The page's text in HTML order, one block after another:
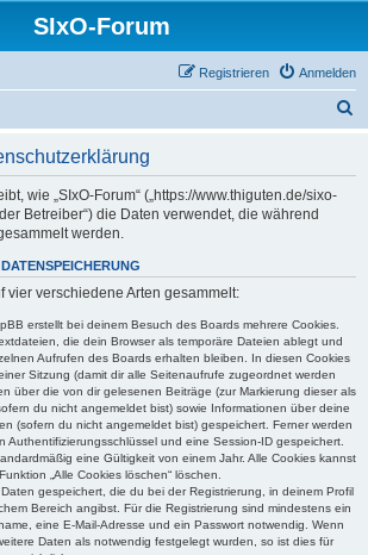
SIxO-Forum
Anmelden
Registrieren
wie „SIxO-Forum“ („https://www.thiguten.de/sixo-
Betreiber“) die Daten verwendet, die während
werden.
vier verschiedene Arten gesammelt:
erstellt bei deinem Besuch des Boards mehrere Cookies.
die dein Browser als temporäre Dateien ablegt und
Aufrufen des Boards erhalten bleiben. In diesen Cookies
Sitzung (damit dir alle Seitenaufrufe zugeordnet werden
über die von dir gelesenen Beiträge (zur Markierung dieser als
du nicht angemeldet bist) sowie Informationen über deine
(sofern du nicht angemeldet bist) gespeichert. Ferner werden
Authentifizierungsschlüssel und eine Session-ID gespeichert.
eine Gültigkeit von einem Jahr. Alle Cookies kannst
„Alle Cookies löschen“ löschen.
gespeichert, die du bei der Registrierung, in deinem Profil
Bereich angibst. Für die Registrierung sind mindestens ein
eine E-Mail-Adresse und ein Passwort notwendig. Wenn
Daten als notwendig festgelegt wurden, so ist dies für